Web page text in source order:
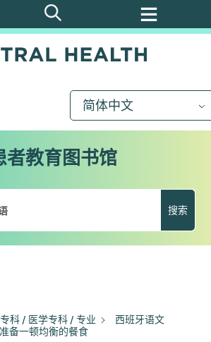
简体中文
者教育图书馆
搜索
专科 / 医学专科 / 专业
西班牙语文
准备一顿均衡的餐食